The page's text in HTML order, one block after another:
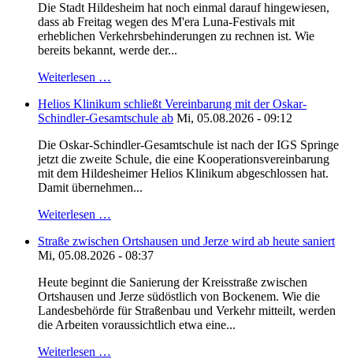
Die Stadt Hildesheim hat noch einmal darauf hingewiesen,
dass ab Freitag wegen des M'era Luna-Festivals mit
erheblichen Verkehrsbehinderungen zu rechnen ist. Wie
bereits bekannt, werde der...
Weiterlesen …
Helios Klinikum schließt Vereinbarung mit der Oskar-
Schindler-Gesamtschule ab Mi, 05.08.2026 - 09:12
Die Oskar-Schindler-Gesamtschule ist nach der IGS Springe
jetzt die zweite Schule, die eine Kooperationsvereinbarung
mit dem Hildesheimer Helios Klinikum abgeschlossen hat.
Damit übernehmen...
Weiterlesen …
Straße zwischen Ortshausen und Jerze wird ab heute saniert
Mi, 05.08.2026 - 08:37
Heute beginnt die Sanierung der Kreisstraße zwischen
Ortshausen und Jerze südöstlich von Bockenem. Wie die
Landesbehörde für Straßenbau und Verkehr mitteilt, werden
die Arbeiten voraussichtlich etwa eine...
Weiterlesen …